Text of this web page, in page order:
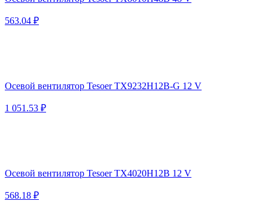
563.04 ₽
Осевой вентилятор Tesoer TX9232H12B-G 12 V
1 051.53 ₽
Осевой вентилятор Tesoer TX4020H12B 12 V
568.18 ₽